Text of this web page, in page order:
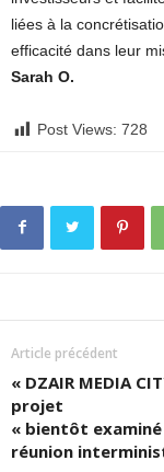
liées à la
efficacité dans leur
Sarah O.
Post Views: 728
Article précédent
« DZAIR MEDIA
projet
« bientôt examiné
réunion